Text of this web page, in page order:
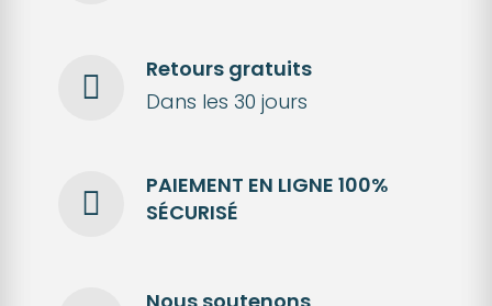
Retours gratuits
Dans les 30 jours
PAIEMENT EN LIGNE 100%
SÉCURISÉ